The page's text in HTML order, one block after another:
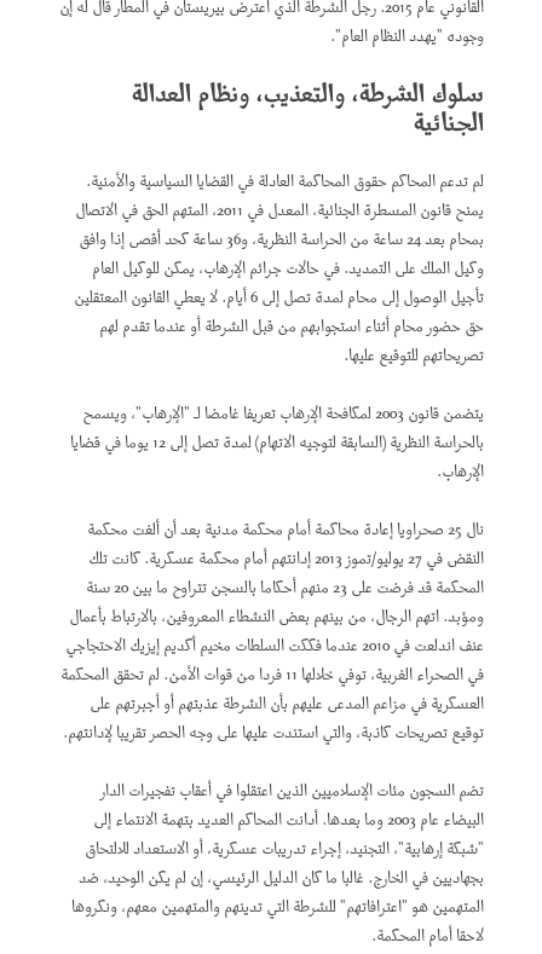
القانوني عام 2015. رجل الشرطة الذي اعترض بيريستان في المطار قال له إن
وجوده "يهدد النظام العام".
سلوك الشرطة، والتعذيب، ونظام العدالة
الجنائية
لم تدعم المحاكم حقوق المحاكمة العادلة في القضايا السياسية والأمنية.
يمنح قانون المسطرة الجنائية، المعدل في 2011، المتهم الحق في الاتصال
بمحام بعد 24 ساعة من الحراسة النظرية، و36 ساعة كحد أقصى إذا وافق
وكيل الملك على التمديد. في حالات جرائم الإرهاب، يمكن للوكيل العام
تأجيل الوصول إلى محام لمدة تصل إلى 6 أيام. لا يعطي القانون المعتقلين
حق حضور محام أثناء استجوابهم من قبل الشرطة أو عندما تقدم لهم
تصريحاتهم للتوقيع عليها.
يتضمن قانون 2003 لمكافحة الإرهاب تعريفا غامضا لـ "الإرهاب"، ويسمح
بالحراسة النظرية (السابقة لتوجيه الاتهام) لمدة تصل إلى 12 يوما في قضايا
الإرهاب.
نال 25 صحراويا إعادة محاكمة أمام محكمة مدنية بعد أن ألغت محكمة
النقض في 27 يوليو/تموز 2013 إدانتهم أمام محكمة عسكرية. كانت تلك
المحكمة قد فرضت على 23 منهم أحكاما بالسجن تتراوح ما بين 20 سنة
ومؤبد. اتهم الرجال، من بينهم بعض النشطاء المعروفين، بالارتباط بأعمال
عنف اندلعت في 2010 عندما فككت السلطات مخيم أكديم إيزيك الاحتجاجي
في الصحراء الغربية، توفي خلالها 11 فردا من قوات الأمن. لم تحقق المحكمة
العسكرية في مزاعم المدعى عليهم بأن الشرطة عذبتهم أو أجبرتهم على
توقيع تصريحات كاذبة، والتي استندت عليها على وجه الحصر تقريبا لإدانتهم.
تضم السجون مئات الإسلاميين الذين اعتقلوا في أعقاب تفجيرات الدار
البيضاء عام 2003 وما بعدها. أدانت المحاكم العديد بتهمة الانتماء إلى
"شبكة إرهابية"، التجنيد، إجراء تدريبات عسكرية، أو الاستعداد للالتحاق
بجهاديين في الخارج. غالبا ما كان الدليل الرئيسي، إن لم يكن الوحيد، ضد
المتهمين هو "اعترافاتهم" للشرطة التي تدينهم والمتهمين معهم، ونكروها
لاحقا أمام المحكمة.